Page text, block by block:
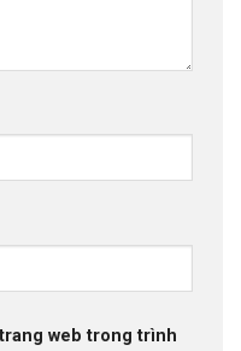
web trong trình